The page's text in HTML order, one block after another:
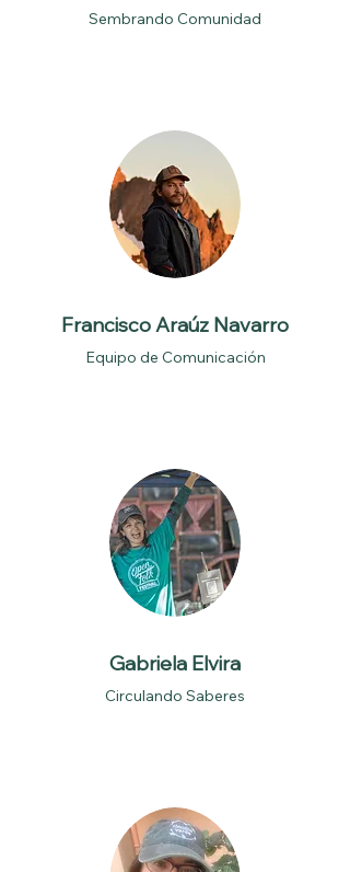
Sembrando Comunidad
Francisco Araúz Navarro
Equipo de Comunicación
Gabriela Elvira
Circulando Saberes